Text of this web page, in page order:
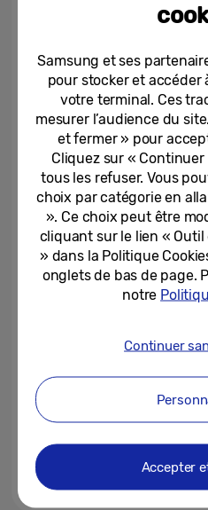
Les
02-
13
base
28-
100
21-
Samsung et ses
pour stocker et accéder
votre terminal. Ces
mesurer l’audience du
et fermer » pour
Cliquez sur «
tous les refuser. Vous
choix par catégorie en
». Ce choix peut être
cliquant sur le lien « Outil
» dans la Politique
onglets de bas de page.
notre
Continuer
Accepter